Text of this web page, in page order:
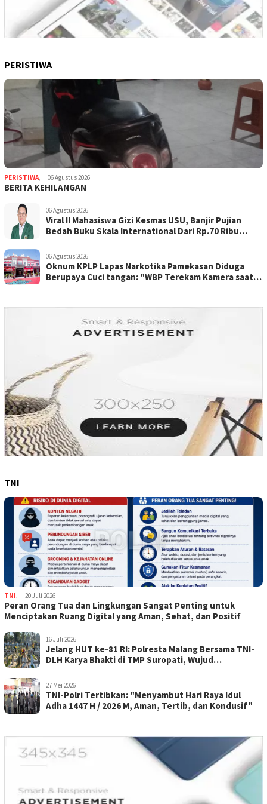
PERISTIWA
PERISTIWA, 06 Agustus 2026
BERITA KEHILANGAN
06 Agustus 2026
Viral !! Mahasiswa Gizi Kesmas USU, Banjir Pujian
Bedah Buku Skala International Dari Rp.70 Ribu
06 Agustus 2026
Oknum KPLP Lapas Narkotika Pamekasan Diduga
Berupaya Cuci tangan: "WBP Terekam Kamera saat
TNI
TNI, 20 Juli 2026
Peran Orang Tua dan Lingkungan Sangat Penting untuk
Menciptakan Ruang Digital yang Aman, Sehat, dan Positif
16 Juli 2026
Jelang HUT ke-81 RI: Polresta Malang Bersama TNI-
DLH Karya Bhakti di TMP Suropati, Wujud
27 Mei 2026
TNI-Polri Tertibkan: "Menyambut Hari Raya Idul
Adha 1447 H / 2026 M, Aman, Tertib, dan Kondusif"